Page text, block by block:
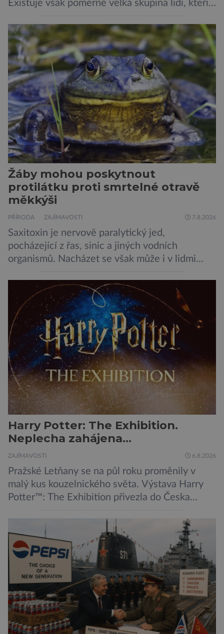
Existuje však poměrně velká skupina lidí, kteří
jsou alergičtí. Jejich imunitní systém
přecitlivěle reaguje na proteiny obsažené v
psích slinách, potu, moči a šupinkách kůže,
zachycených v srsti. Vědci nyní geneticky
upravili psy, aby […]
Žáby mohou poskytnout
protilátku proti smrtelné otravě
měkkýši
PŘÍRODA ZAJÍMAVOSTI 7.8.2026
Saxitoxin je nervově paralytický jed,
pocházející z řas, sinic a jiných vodních
organismů. Nacházet se však může i v lidmi
slávky. K příznakům otravy patří paralýza
dýchacích cest, dojít však může až k udušení.
Dosud proti tomuto jedu neexistovala
protilátka, nyní ji zřejmě vědci objevili, ovšem
její zdroj je […]
Harry Potter: The Exhibition.
Neplecha zahájena…
ZAJÍMAVOSTI 6.8.2026
Pražské Letňany se na půl roku proměnily v
malý kus kouzelnického světa. Výstava Harry
Potter™: The Exhibition přivezla do Česka
Bradavice, Hagridovu chýši i učebny, ve
kterých si můžete zkusit kouzla na vlastní kůži.
Nechte tedy mudlovské starosti přede dveřmi.
Neplecha byla zahájena. Dopis z Bradavic
možná stále nepřišel, ale […]